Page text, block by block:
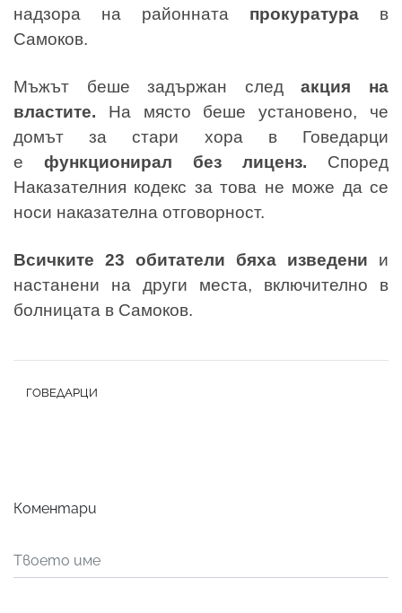
надзора на районната прокуратура в
Самоков.
Мъжът беше задържан следакция на
властите. На място беше установено, че
домът за стари хора в Говедарци
е функционирал без лиценз. Според
Наказателния кодекс за това не може да се
носи наказателна отговорност.
Всичките 23 обитатели бяха изведени и
настанени на други места, включително в
болницата в Самоков.
ГОВЕДАРЦИ
Коментари